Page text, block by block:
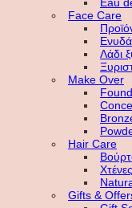
Face Care
Λάδι
Make Over
Hair Care
Χτένες
Gifts &